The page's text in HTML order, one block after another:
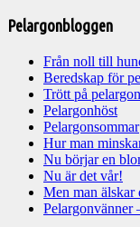
Pelargonbloggen
Från noll till
Beredskap för
Trött på
Pelargonhöst
Pelargonsommar
Hur man
Nu börjar en
Nu är det vår!
Men man älskar
Pelargonvänner